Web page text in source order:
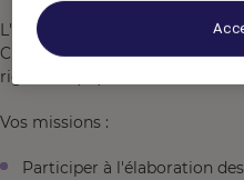
L'hôtel Mercure Auxerre,
Chaumois" un second de
rigoureux(se).
Vos missions :
Participer à l'élaboration